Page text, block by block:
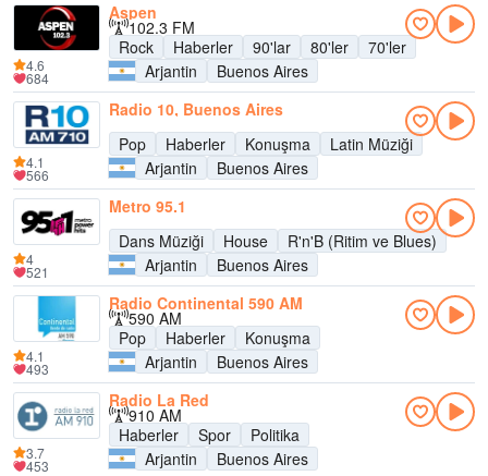
Aspen
102.3 FM
Rock
Haberler 90'lar 80'ler
70'ler
Arjantin
Buenos Aires
4.6
684
Radio 10, Buenos Aires
Pop
Haberler Konuşma
Latin Müziği
Arjantin
Buenos Aires
4.1
566
Metro 95.1
Dans Müziği
House
R'n'B (Ritim ve Blues)
Arjantin
Buenos Aires
4
521
Radio Continental 590 AM
590 AM
Pop
Haberler
Konuşma
Arjantin
Buenos Aires
4.1
493
Radio La Red
910 AM
Haberler
Spor
Politika
Arjantin
Buenos Aires
3.7
453